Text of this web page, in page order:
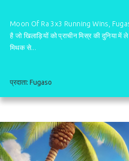
Moon Of Ra 3x3 Running Wins,
है जो खिलाड़ियों को प्राचीन मिस्र की दुनिया
मिथक से...
प्रदाता: Fugaso